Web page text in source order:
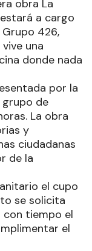
obra La
a cargo
426,
una
donde nada
por la
grupo de
La obra
y
ciudadanas
de la
el cupo
se solicita
con tiempo el
el